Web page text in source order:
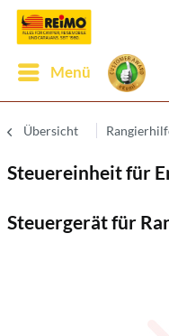
Menü
Übersicht
Steuereinheit für
Steuergerät für